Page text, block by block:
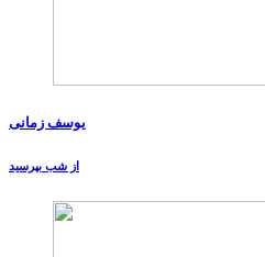
یوسف زمانی
از شب بپرسید